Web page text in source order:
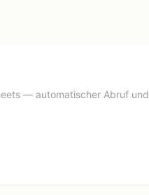
— automatischer Abruf und